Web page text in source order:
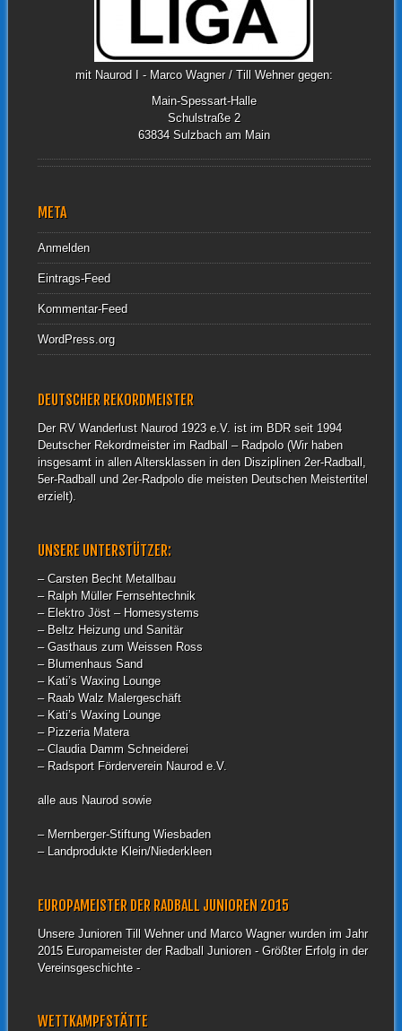
mit Naurod I - Marco Wagner / Till Wehner gegen:
Main-Spessart-Halle
Schulstraße 2
63834 Sulzbach am Main
META
Anmelden
Eintrags-Feed
Kommentar-Feed
WordPress.org
DEUTSCHER REKORDMEISTER
Der RV Wanderlust Naurod 1923 e.V. ist im BDR seit 1994
Deutscher Rekordmeister im Radball – Radpolo (Wir haben
insgesamt in allen Altersklassen in den Disziplinen 2er-Radball,
5er-Radball und 2er-Radpolo die meisten Deutschen Meistertitel
erzielt).
UNSERE UNTERSTÜTZER:
– Carsten Becht Metallbau
– Ralph Müller Fernsehtechnik
– Elektro Jöst – Homesystems
– Beltz Heizung und Sanitär
– Gasthaus zum Weissen Ross
– Blumenhaus Sand
– Kati’s Waxing Lounge
– Raab Walz Malergeschäft
– Kati’s Waxing Lounge
– Pizzeria Matera
– Claudia Damm Schneiderei
– Radsport Förderverein Naurod e.V.
alle aus Naurod sowie
– Mernberger-Stiftung Wiesbaden
– Landprodukte Klein/Niederkleen
EUROPAMEISTER DER RADBALL JUNIOREN 2015
Unsere Junioren Till Wehner und Marco Wagner wurden im Jahr
2015 Europameister der Radball Junioren - Größter Erfolg in der
Vereinsgeschichte -
WETTKAMPFSTÄTTE